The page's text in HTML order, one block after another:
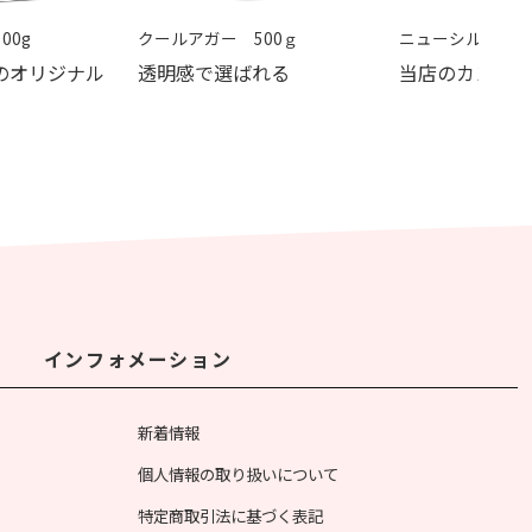
オリジナル
クールアガー 500ｇ
透明感で選ばれる
ニューシルバー
当店のカンバ
インフォメーション
新着情報
個人情報の取り扱いについて
特定商取引法に基づく表記